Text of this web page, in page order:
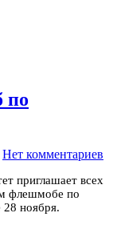
по
Нет комментариев
приглашает всех
флешмобе по
28 ноября.